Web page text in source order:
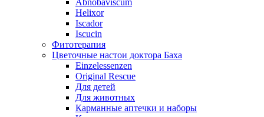
Abnobaviscum
Helixor
Iscador
Iscucin
Фитотерапия
Цветочные настои доктора Баха
Einzelessenzen
Original Rescue
Для детей
Для животных
Карманные аптечки и наборы